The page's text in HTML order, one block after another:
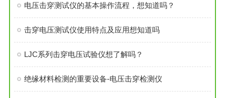
电压击穿测试仪的基本操作流程，想知道吗？
击穿电压测试仪使用特点及应用想知道吗
LJC系列击穿电压试验仪想了解吗？
绝缘材料检测的重要设备-电压击穿检测仪